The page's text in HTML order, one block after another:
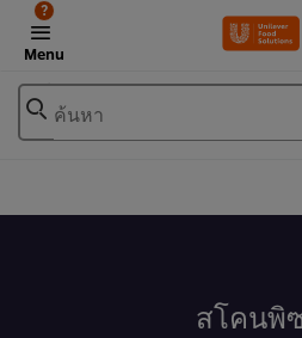
Menu
?
ค้นหา
สโคนพิ